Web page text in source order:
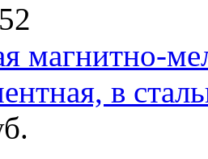
магнитно-
в